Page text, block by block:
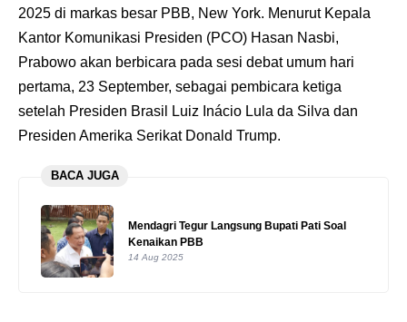
2025 di markas besar PBB, New York. Menurut Kepala
Kantor Komunikasi Presiden (PCO) Hasan Nasbi,
Prabowo akan berbicara pada sesi debat umum hari
pertama, 23 September, sebagai pembicara ketiga
setelah Presiden Brasil Luiz Inácio Lula da Silva dan
Presiden Amerika Serikat Donald Trump.
BACA JUGA
Mendagri Tegur Langsung Bupati Pati Soal
Kenaikan PBB
14 Aug 2025